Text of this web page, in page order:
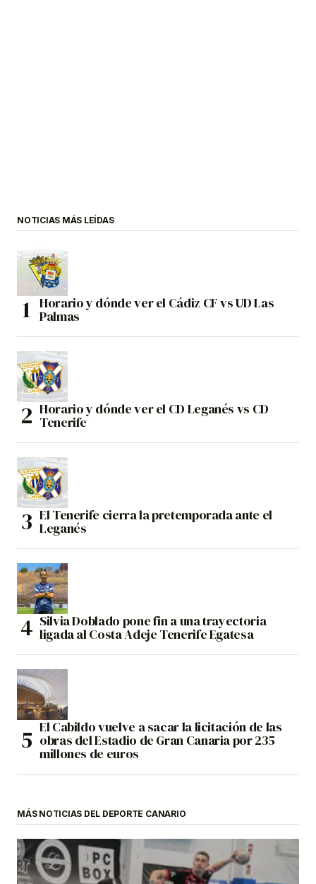
NOTICIAS MÁS LEÍDAS
Horario y dónde ver el Cádiz CF vs UD Las
Palmas
Horario y dónde ver el CD Leganés vs CD
Tenerife
El Tenerife cierra la pretemporada ante el
Leganés
Silvia Doblado pone fin a una trayectoria
ligada al Costa Adeje Tenerife Egatesa
El Cabildo vuelve a sacar la licitación de las
obras del Estadio de Gran Canaria por 235
millones de euros
MÁS NOTICIAS DEL DEPORTE CANARIO